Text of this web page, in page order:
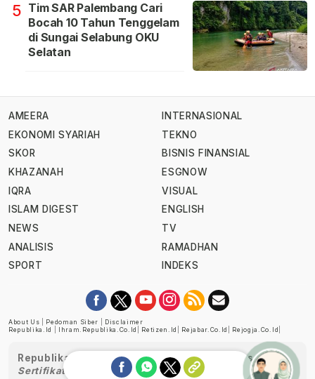
5 Tim SAR Palembang Cari
Bocah 10 Tahun Tenggelam
di Sungai Selabung OKU
Selatan
AMEERA
EKONOMI SYARIAH
SKOR
KHAZANAH
IQRA
ISLAM DIGEST
NEWS
ANALISIS
SPORT
INTERNASIONAL
TEKNO
BISNIS FINANSIAL
ESGNOW
VISUAL
ENGLISH
TV
RAMADHAN
INDEKS
About Us Pedoman Siber
Disclaimer
Republika.id
Ihram.republika.co.id Retizen.id Rejabar.co.id Rejogja.co.id
Republika telah diverifikasi oleh Dewan Pers
Sertifikat Nomor 1058/DP-Verifikasi/K/XII/2022